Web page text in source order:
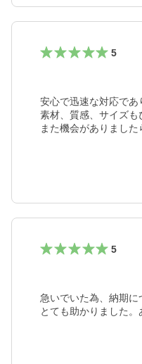
5
安心で迅速な対応であ
素材、質感、サイズも
また機会がありました
5
急いでいた為、納期に
とても助かりました。